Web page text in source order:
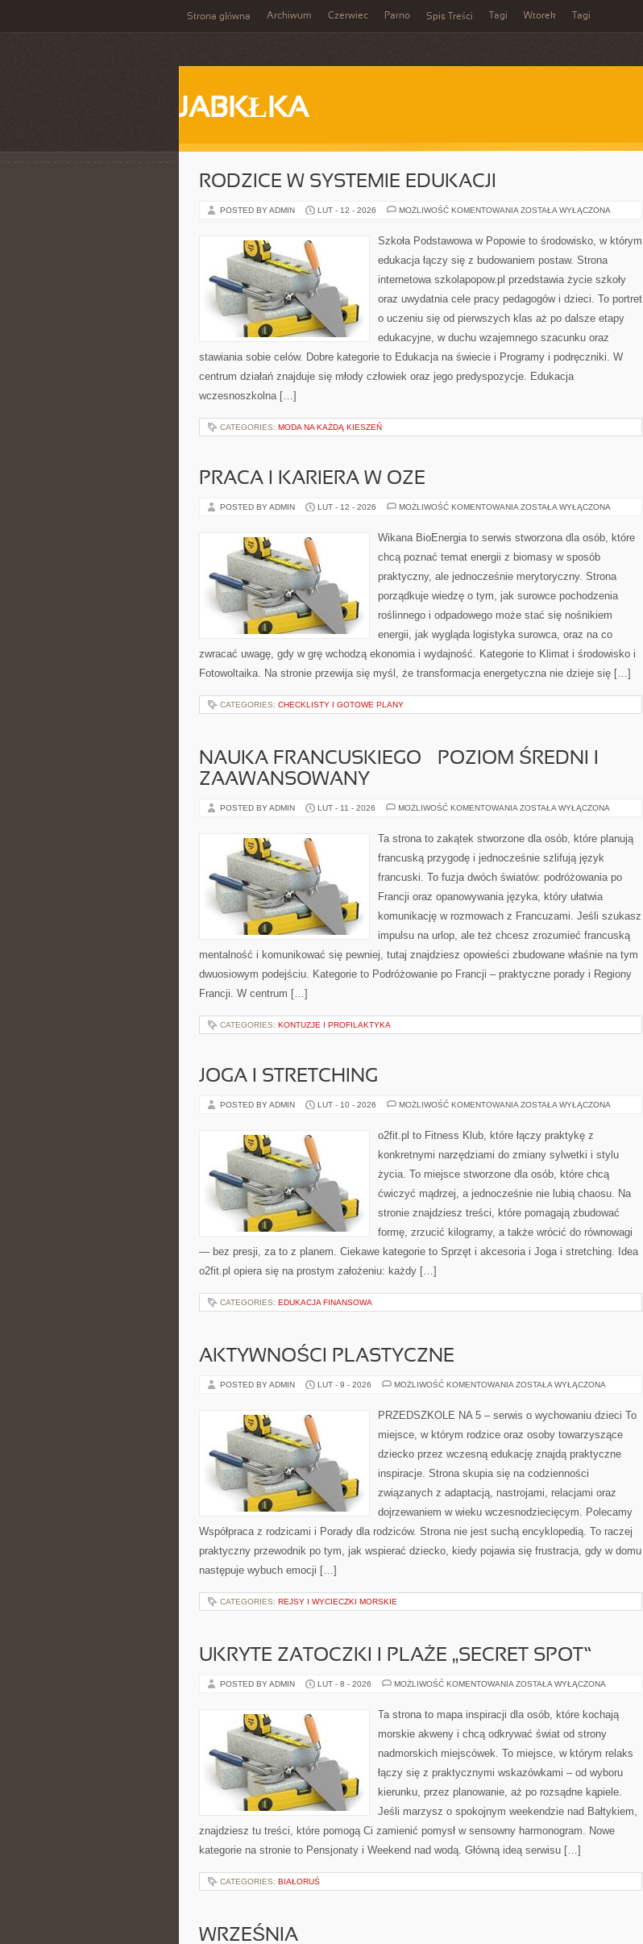
Strona główna Archiwum Czerwiec Parno Spis Treści Tagi Wtorek Tagi
JABKŁKA
RODZICE W SYSTEMIE EDUKACJI
POSTED BY ADMIN LUT - 12 - 2026 MOŻLIWOŚĆ KOMENTOWANIA RODZICE
EDUKACJI
ZOSTAŁA WYŁĄCZONA
Szkoła Podstawowa w Popowie to środowisko, w którym
edukacja łączy się z budowaniem postaw. Strona
internetowa szkolapopow.pl przedstawia życie szkoły
oraz uwydatnia cele pracy pedagogów i dzieci. To portret
o uczeniu się od pierwszych klas aż po dalsze etapy
edukacyjne, w duchu wzajemnego szacunku oraz
stawiania sobie celów. Dobre kategorie to Edukacja na świecie i Programy i podręczniki. W
centrum działań znajduje się młody człowiek oraz jego predyspozycje. Edukacja
wczesnoszkolna […]
CATEGORIES: MODA NA KAŻDĄ KIESZEŃ
PRACA I KARIERA W OZE
POSTED BY ADMIN LUT - 12 - 2026 MOŻLIWOŚĆ KOMENTOWANIA PRACA
W
OZE
ZOSTAŁA WYŁĄCZONA
Wikana BioEnergia to serwis stworzona dla osób, które
chcą poznać temat energii z biomasy w sposób
praktyczny, ale jednocześnie merytoryczny. Strona
porządkuje wiedzę o tym, jak surowce pochodzenia
roślinnego i odpadowego może stać się nośnikiem
energii, jak wygląda logistyka surowca, oraz na co
zwracać uwagę, gdy w grę wchodzą ekonomia i wydajność. Kategorie to Klimat i środowisko i
Fotowoltaika. Na stronie przewija się myśl, że transformacja energetyczna nie dzieje się […]
CATEGORIES: CHECKLISTY I GOTOWE PLANY
NAUKA FRANCUSKIEGO – POZIOM ŚREDNI I
ZAAWANSOWANY
POSTED BY ADMIN LUT - 11 - 2026 MOŻLIWOŚĆ KOMENTOWANIA NAUKA
POZIOM
ŚREDNI
ZAAWANSOWANY
ZOSTAŁA WYŁĄCZONA
Ta strona to zakątek stworzone dla osób, które planują
francuską przygodę i jednocześnie szlifują język
francuski. To fuzja dwóch światów: podróżowania po
Francji oraz opanowywania języka, który ułatwia
komunikację w rozmowach z Francuzami. Jeśli szukasz
impulsu na urlop, ale też chcesz zrozumieć francuską
mentalność i komunikować się pewniej, tutaj znajdziesz opowieści zbudowane właśnie na tym
dwuosiowym podejściu. Kategorie to Podróżowanie po Francji – praktyczne porady i Regiony
Francji. W centrum […]
CATEGORIES: KONTUZJE I PROFILAKTYKA
JOGA I STRETCHING
POSTED BY ADMIN LUT - 10 - 2026 MOŻLIWOŚĆ KOMENTOWANIA JOGA
ZOSTAŁA WYŁĄCZONA
o2fit.pl to Fitness Klub, które łączy praktykę z
konkretnymi narzędziami do zmiany sylwetki i stylu
życia. To miejsce stworzone dla osób, które chcą
ćwiczyć mądrzej, a jednocześnie nie lubią chaosu. Na
stronie znajdziesz treści, które pomagają zbudować
formę, zrzucić kilogramy, a także wrócić do równowagi
— bez presji, za to z planem. Ciekawe kategorie to Sprzęt i akcesoria i Joga i stretching. Idea
o2fit.pl opiera się na prostym założeniu: każdy […]
CATEGORIES: EDUKACJA FINANSOWA
AKTYWNOŚCI PLASTYCZNE
POSTED BY ADMIN LUT - 9 - 2026 MOŻLIWOŚĆ KOMENTOWANIA AKTYWNOŚCI
ZOSTAŁA WYŁĄCZONA
PRZEDSZKOLE NA 5 – serwis o wychowaniu dzieci To
miejsce, w którym rodzice oraz osoby towarzyszące
dziecko przez wczesną edukację znajdą praktyczne
inspiracje. Strona skupia się na codzienności
związanych z adaptacją, nastrojami, relacjami oraz
dojrzewaniem w wieku wczesnodziecięcym. Polecamy
Współpraca z rodzicami i Porady dla rodziców. Strona nie jest suchą encyklopedią. To raczej
praktyczny przewodnik po tym, jak wspierać dziecko, kiedy pojawia się frustracja, gdy w domu
następuje wybuch emocji […]
CATEGORIES: REJSY I WYCIECZKI MORSKIE
UKRYTE ZATOCZKI I PLAŻE „SECRET SPOT”
POSTED BY ADMIN LUT - 8 - 2026 MOŻLIWOŚĆ KOMENTOWANIA UKRYTE
PLAŻE
„SECRET
ZOSTAŁA WYŁĄCZONA
Ta strona to mapa inspiracji dla osób, które kochają
morskie akweny i chcą odkrywać świat od strony
nadmorskich miejscówek. To miejsce, w którym relaks
łączy się z praktycznymi wskazówkami – od wyboru
kierunku, przez planowanie, aż po rozsądne kąpiele.
Jeśli marzysz o spokojnym weekendzie nad Bałtykiem,
znajdziesz tu treści, które pomogą Ci zamienić pomysł w sensowny harmonogram. Nowe
kategorie na stronie to Pensjonaty i Weekend nad wodą. Główną ideą serwisu […]
CATEGORIES: BIAŁORUŚ
WRZEŚNIA